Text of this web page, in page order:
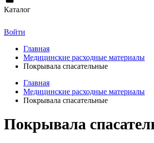
Каталог
Войти
Главная
Медицинские расходные материалы
Покрывала спасательные
Главная
Медицинские расходные материалы
Покрывала спасательные
Покрывала